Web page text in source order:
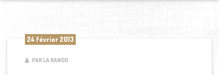
24 février 2013
PAR LA RANDO